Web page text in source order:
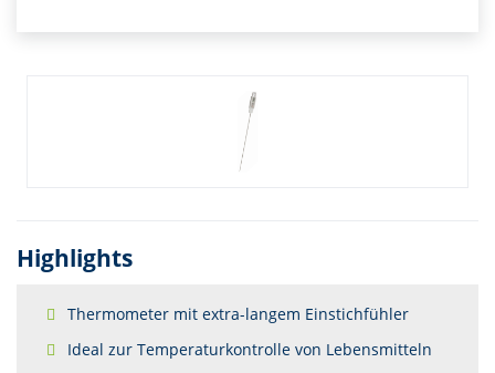
Highlights
Thermometer mit extra-langem Einstichfühler
Ideal zur Temperaturkontrolle von Lebensmitteln